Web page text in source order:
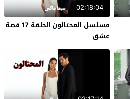
02:18:04
مسلسل المحتالون الحلقة 17 قصة
عشق